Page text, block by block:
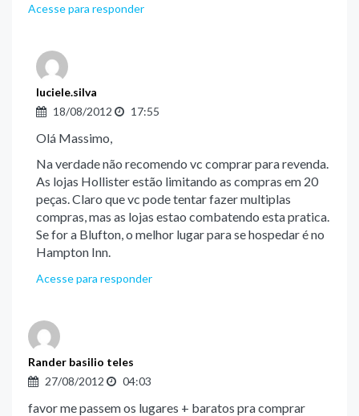
Acesse para responder
luciele.silva
18/08/2012
17:55
Olá Massimo,
Na verdade não recomendo vc comprar para revenda.
As lojas Hollister estão limitando as compras em 20
peças. Claro que vc pode tentar fazer multiplas
compras, mas as lojas estao combatendo esta pratica.
Se for a Blufton, o melhor lugar para se hospedar é no
Hampton Inn.
Acesse para responder
Rander basilio teles
27/08/2012
04:03
favor me passem os lugares + baratos pra comprar